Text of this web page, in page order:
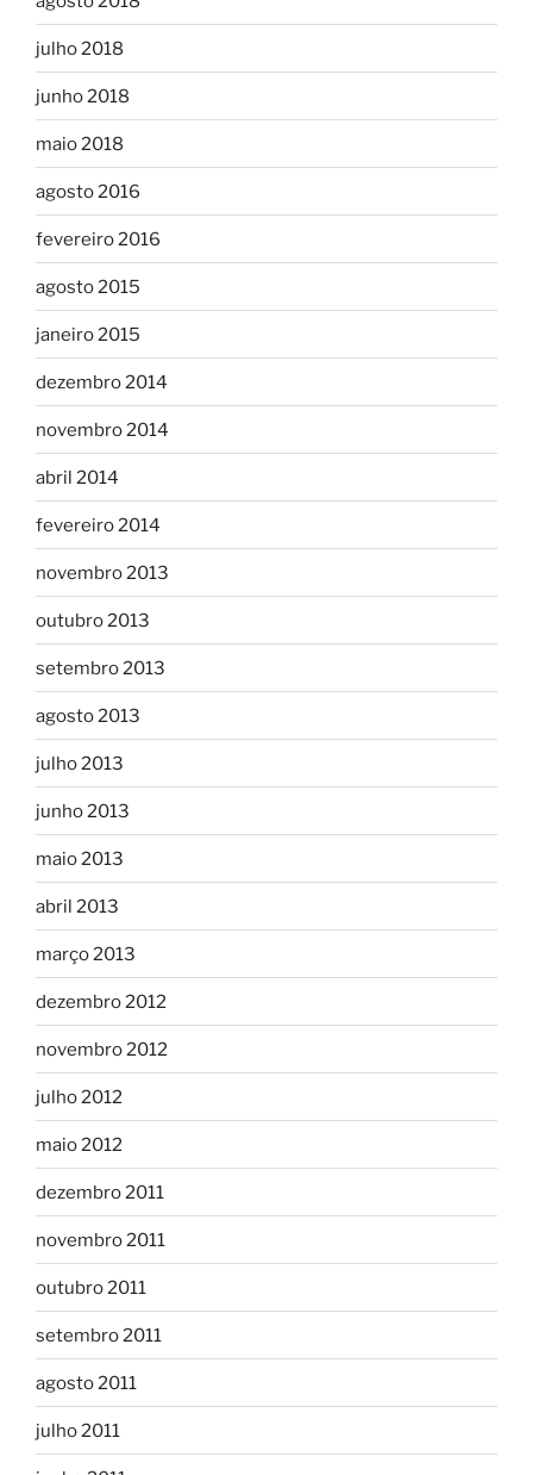
julho 2018
junho 2018
maio 2018
agosto 2016
fevereiro 2016
agosto 2015
janeiro 2015
dezembro 2014
novembro 2014
abril 2014
fevereiro 2014
novembro 2013
outubro 2013
setembro 2013
agosto 2013
julho 2013
junho 2013
maio 2013
abril 2013
março 2013
dezembro 2012
novembro 2012
julho 2012
maio 2012
dezembro 2011
novembro 2011
outubro 2011
setembro 2011
agosto 2011
julho 2011